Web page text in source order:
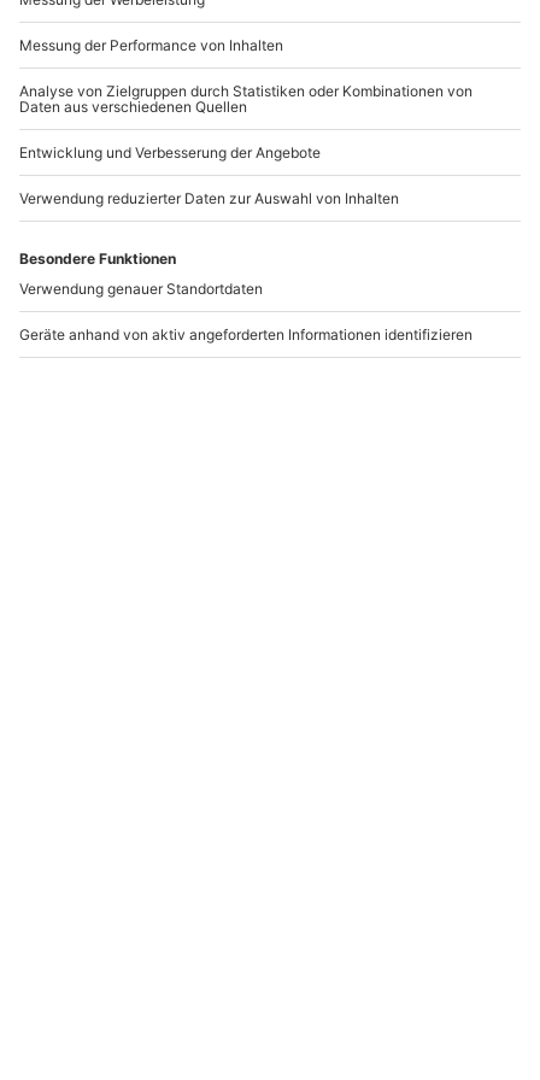
Beach Volleyball Platz, Beach Soccer Platz sowie
Benutzung der Kletterwand (ohne Guide und
-15% CLUB DEAL
Flying Fox Schwarzwald
Schömberg
2 Personen
5 (4) 79,90 €
Brückensteig Solingen
1 Person
5 (4) 79,90 €